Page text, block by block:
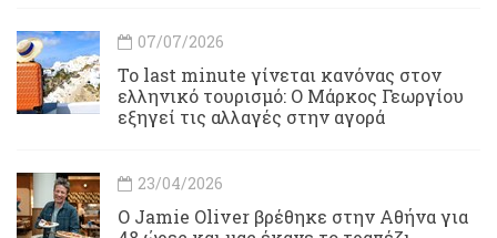
07/07/2026
Το last minute γίνεται κανόνας στον
ελληνικό τουρισμό: Ο Μάρκος Γεωργίου
εξηγεί τις αλλαγές στην αγορά
23/04/2026
Ο Jamie Oliver βρέθηκε στην Αθήνα για